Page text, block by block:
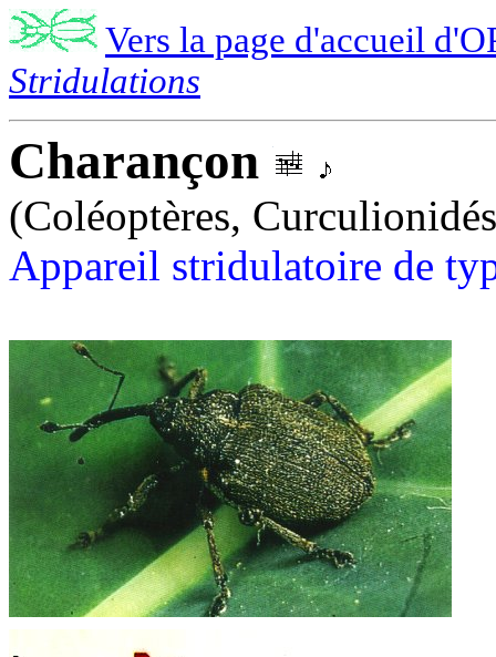
Vers la page d'accueil
Stridulations
Charançon
(Coléoptères,
Appareil stridulatoire de